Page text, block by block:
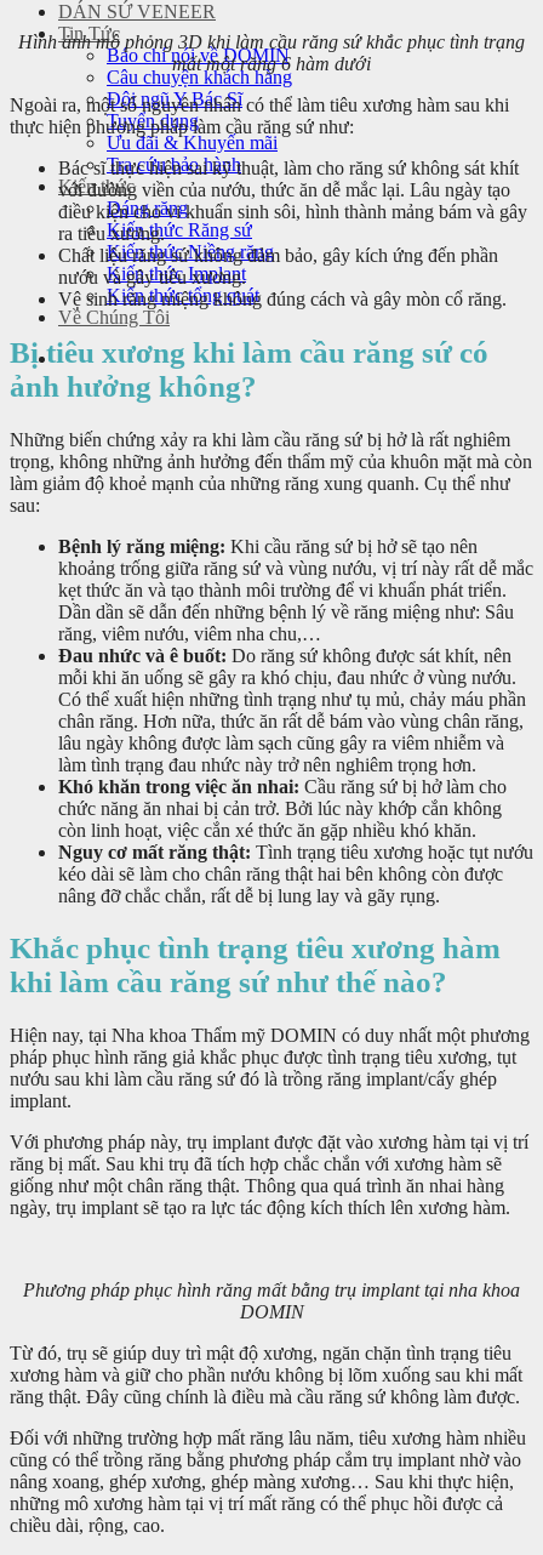
DÁN SỨ VENEER
Tin Tức
Báo chí nói về DOMIN
Câu chuyện khách hàng
Đội ngũ Y Bác Sĩ
Tuyển dụng
Ưu đãi & Khuyến mãi
Tra cứu bảo hành
Kiến thức
Dáng răng
Kiến thức Răng sứ
Kiến thức Niềng răng
Kiến thức Implant
Kiến thức tổng quát
Về Chúng Tôi
Hình ảnh mô phỏng 3D khi làm cầu răng sứ khắc phục tình trạng
mất một răng 6 hàm dưới
Ngoài ra, một số nguyên nhân có thể làm tiêu xương hàm sau khi
thực hiện phương pháp làm cầu răng sứ như:
Bác sĩ thực hiện sai kỹ thuật, làm cho răng sứ không sát khít
với đường viền của nướu, thức ăn dễ mắc lại. Lâu ngày tạo
điều kiện cho vi khuẩn sinh sôi, hình thành mảng bám và gây
ra tiêu xương.
Chất liệu răng sứ không đảm bảo, gây kích ứng đến phần
nướu và gây tiêu xương.
Vệ sinh răng miệng không đúng cách và gây mòn cổ răng.
Bị tiêu xương khi làm cầu răng sứ có
ảnh hưởng không?
Những biến chứng xảy ra khi làm cầu răng sứ bị hở là rất nghiêm
trọng, không những ảnh hưởng đến thẩm mỹ của khuôn mặt mà còn
làm giảm độ khoẻ mạnh của những răng xung quanh. Cụ thể như
sau:
Bệnh lý răng miệng: Khi cầu răng sứ bị hở sẽ tạo nên
khoảng trống giữa răng sứ và vùng nướu, vị trí này rất dễ mắc
kẹt thức ăn và tạo thành môi trường để vi khuẩn phát triển.
Dần dần sẽ dẫn đến những bệnh lý về răng miệng như: Sâu
răng, viêm nướu, viêm nha chu,…
Đau nhức và ê buốt: Do răng sứ không được sát khít, nên
mỗi khi ăn uống sẽ gây ra khó chịu, đau nhức ở vùng nướu.
Có thể xuất hiện những tình trạng như tụ mủ, chảy máu phần
chân răng. Hơn nữa, thức ăn rất dễ bám vào vùng chân răng,
lâu ngày không được làm sạch cũng gây ra viêm nhiễm và
làm tình trạng đau nhức này trở nên nghiêm trọng hơn.
Khó khăn trong việc ăn nhai: Cầu răng sứ bị hở làm cho
chức năng ăn nhai bị cản trở. Bởi lúc này khớp cắn không
còn linh hoạt, việc cắn xé thức ăn gặp nhiều khó khăn.
Nguy cơ mất răng thật: Tình trạng tiêu xương hoặc tụt nướu
kéo dài sẽ làm cho chân răng thật hai bên không còn được
nâng đỡ chắc chắn, rất dễ bị lung lay và gãy rụng.
Khắc phục tình trạng tiêu xương hàm
khi làm cầu răng sứ như thế nào?
Hiện nay, tại Nha khoa Thẩm mỹ DOMIN có duy nhất một phương
pháp phục hình răng giả khắc phục được tình trạng tiêu xương, tụt
nướu sau khi làm cầu răng sứ đó là trồng răng implant/cấy ghép
implant.
Với phương pháp này, trụ implant được đặt vào xương hàm tại vị trí
răng bị mất. Sau khi trụ đã tích hợp chắc chắn với xương hàm sẽ
giống như một chân răng thật. Thông qua quá trình ăn nhai hàng
ngày, trụ implant sẽ tạo ra lực tác động kích thích lên xương hàm.
Phương pháp phục hình răng mất bằng trụ implant tại nha khoa
DOMIN
Từ đó, trụ sẽ giúp duy trì mật độ xương, ngăn chặn tình trạng tiêu
xương hàm và giữ cho phần nướu không bị lõm xuống sau khi mất
răng thật. Đây cũng chính là điều mà cầu răng sứ không làm được.
Đối với những trường hợp mất răng lâu năm, tiêu xương hàm nhiều
cũng có thể trồng răng bằng phương pháp cắm trụ implant nhờ vào
nâng xoang, ghép xương, ghép màng xương… Sau khi thực hiện,
những mô xương hàm tại vị trí mất răng có thể phục hồi được cả
chiều dài, rộng, cao.